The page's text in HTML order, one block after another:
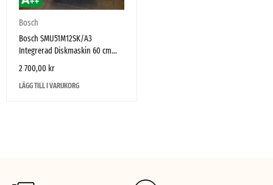
Bosch
Bosch SMU51M12SK/A3
Integrerad Diskmaskin 60 cm
Zeolith – Mycket fint skick
2 700,00 kr
LÄGG TILL I VARUKORG